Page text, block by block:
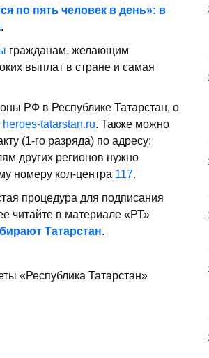
по пять человек в день»: в
.
гражданам, желающим
выплат в стране и самая
РФ в Республике Татарстан, о
heroes-tatarstan.ru. Также можно
(1-го разряда) по адресу:
других регионов нужно
номеру кол-центра 117.
процедура для подписания
читайте в материале «РТ»
Татарстан.
«Республика Татарстан»